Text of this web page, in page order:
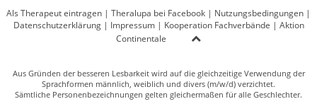
Als Therapeut eintragen | Theralupa bei Facebook | Nutzungsbedingungen |
Datenschutzerklärung| Impressum| Kooperation Fachverbände | Aktion
Continentale
Aus Gründen der besseren Lesbarkeit wird auf die gleichzeitige Verwendung der
Sprachformen männlich, weiblich und divers (m/w/d) verzichtet.
Sämtliche Personenbezeichnungen gelten gleichermaßen für alle Geschlechter.